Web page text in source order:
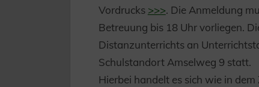
Vordrucks >>>. Die Anmeldung
Betreuung bis 18 Uhr vorliegen.
Distanzunterrichts an
Schulstandort Amselweg 9 statt.
Hierbei handelt es sich wie in